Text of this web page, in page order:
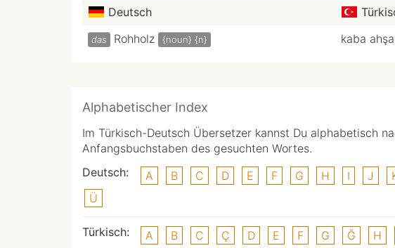
Deutsch
das Rohholz {noun} {n} kaba
Alphabetischer Index
Im Türkisch-Deutsch Übersetzer kannst Du alphabetisch
Anfangsbuchstaben des gesuchten Wortes.
Deutsch:
A B C D E F G H I J
Ü
Türkisch: A B C Ç D E F G Ğ H